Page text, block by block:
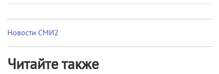
Новости СМИ2
Читайте также